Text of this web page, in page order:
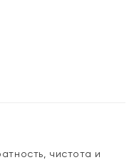
чистота и